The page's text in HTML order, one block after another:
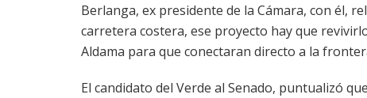
Berlanga, ex presidente de la Cámara, con él,
carretera costera, ese proyecto hay que
Aldama para que conectaran directo a la
El candidato del Verde al Senado, puntualizó